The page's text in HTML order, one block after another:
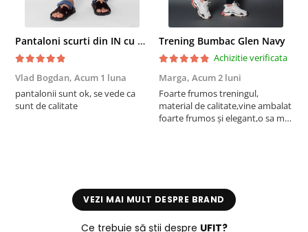
Pantaloni scurti din IN cu nasture si snur Navy
Vlad Bogdan, Acum 1 luna
pantalonii sunt ok, se vede ca
sunt de calitate
Trening Bumbac Glen Navy
Achizitie verificata
Marga, Acum 2 luni
Foarte frumos treningul,
material de calitate,vine ambalat
foarte frumos și elegant,o sa mai
VEZI MAI MULT DESPRE BRAND
Ce trebuie să știi despre UFIT?